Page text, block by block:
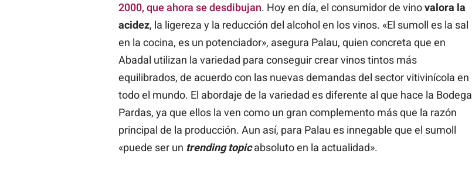
2000, que ahora se desdibujan. Hoy en día, el consumidor de vinovalora la
acidez, la ligereza y la reducción del alcohol en los vinos. «El sumoll es la sal
en la cocina, es un potenciador», asegura Palau, quien concreta que en
Abadal utilizan la variedad para conseguir crear vinos tintos más
equilibrados, de acuerdo con las nuevas demandas del sector vitivinícola en
todo el mundo. El abordaje de la variedad es diferente al que hace la Bodega
Pardas, ya que ellos la ven como un gran complemento más que la razón
principal de la producción. Aun así, para Palau es innegable que el sumoll
«puede ser un trending topic absoluto en la actualidad».